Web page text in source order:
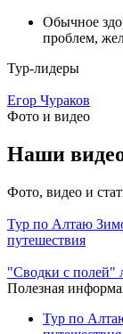
Обычное
проблем,
Тур-лидеры
Егор Чураков
Фото и видео
Наши
Фото, видео и
Тур по Алтаю
путешествия
"Сводки с полей"
Полезная
Тур по